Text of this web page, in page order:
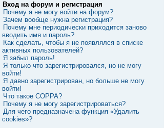
Вход на форум и регистрация
Почему я не могу войти на форум?
Зачем вообще нужна регистрация?
Почему мне периодически приходится заново
вводить имя и пароль?
Как сделать, чтобы я не появлялся в списке
активных пользователей?
Я забыл пароль!
Я только что зарегистрировался, но не могу
войти!
Я давно зарегистрирован, но больше не могу
войти!
Что такое COPPA?
Почему я не могу зарегистрироваться?
Для чего предназначена функция «Удалить
cookies»?